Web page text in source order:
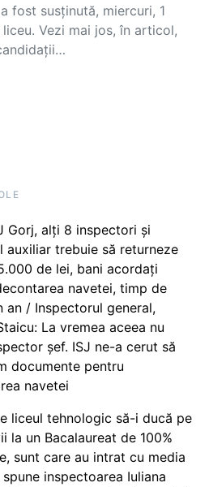
fost susținută, miercuri, 1
Vezi mai jos, în articol,
Gorj, alți 8 inspectori și
auxiliar trebuie să returneze
de lei, bani acordați
navetei, timp de
an / Inspectorul general,
La vremea aceea nu
șef. ISJ ne-a cerut să
documente pentru
navetei
liceul tehnologic să-i ducă pe
la un Bacalaureat de 100%
sunt care au intrat cu media
inspectoarea Iuliana